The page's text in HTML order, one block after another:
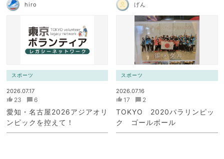
hiro
スポーツ
2026.07.17
23 6
愛知・名古屋2026アジアオリ
ンピックを控えて！
げん
スポーツ
2026.07.16
17 2
TOKYO 2020パラリンピッ
ク ゴールボール